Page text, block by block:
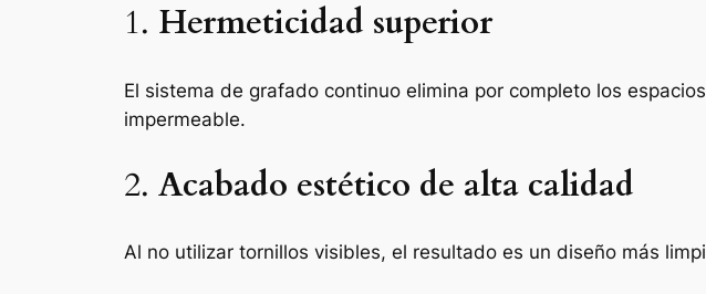
1. Hermeticidad superior
El sistema de grafado continuo elimina por completo los
impermeable.
2. Acabado estético de alta calidad
Al no utilizar tornillos visibles, el resultado es un diseño más